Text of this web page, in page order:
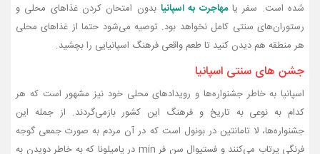
شده است. سفر یامهاجرت به اسپانیا بدون امتحان کردن غذاهای محلی و
رستوران‌های سنتی کامل نخواهد بود. توصیه می‌شود حتما از غذاهای محلی
هر منطقه هم دیدن کنید تا طعم واقعی فرهنگ اسپانیایی را بچشید.
جشن های سنتی اسپانیا
اسپانیا به خاطر جشنواره‌ها و رویدادهای محلی خود نیز مشهور است که هر
کدام به نوعی به تاریخ و فرهنگ این کشور بازمی‌گردند. از جمله این
جشنواره‌ها، لا تامانتین در بونول است که در آن مردم به صورت جمعی گوجه‌
فرنگی پرتاب می‌کنند و فستیوال سن‌ فر min در پامپلونا که به خاطر دویدن به